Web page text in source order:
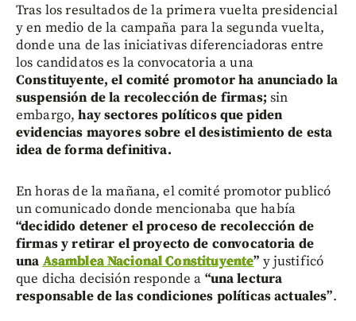
Tras los resultados de la primera vuelta presidencial
y en medio de la campaña para la segunda vuelta,
donde una de las iniciativas diferenciadoras entre
los candidatos es la convocatoria a una
Constituyente, el comité promotor ha anunciado la
suspensión de la recolección de firmas; sin
embargo,hay sectores políticos que piden
evidencias mayores sobre el desistimiento de esta
idea de forma definitiva.
En horas de la mañana, el comité promotor publicó
un comunicado donde mencionaba que había
“decidido detener el proceso de recolección de
firmas y retirar el proyecto de convocatoria de
una Asamblea Nacional Constituyente” y justificó
que dicha decisión responde a “una lectura
responsable de las condiciones políticas actuales”.